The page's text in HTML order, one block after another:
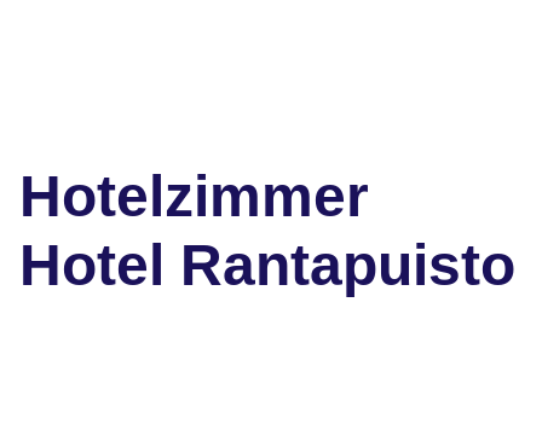
Hotelzimmer
Hotel Rantapuisto